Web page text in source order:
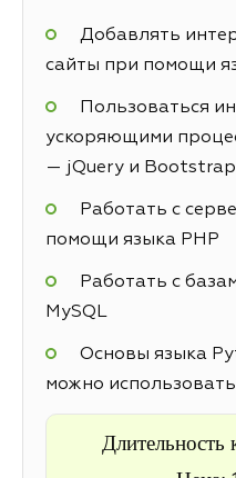
Добавлять
сайты при помощи
Пользоваться
ускоряющими
— jQuery и Bootstrap
Работать с
помощи языка PHP
Работать с
MySQL
Основы языка
можно
Длительность